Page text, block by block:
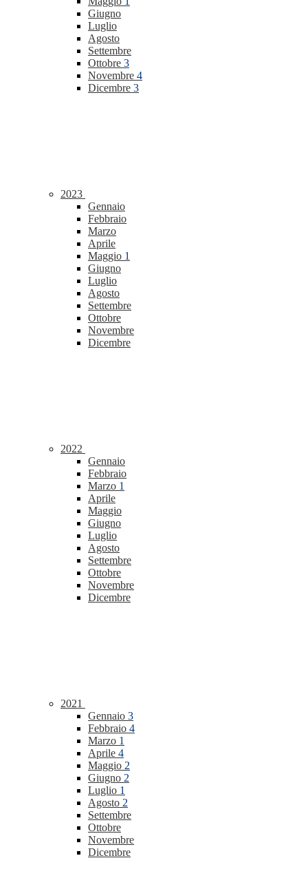
Giugno
Luglio
Agosto
Settembre
Ottobre 3
Novembre 4
Dicembre 3
2023
Gennaio
Febbraio
Marzo
Aprile
Maggio 1
Giugno
Luglio
Agosto
Settembre
Ottobre
Novembre
Dicembre
2022
Gennaio
Febbraio
Marzo 1
Aprile
Maggio
Giugno
Luglio
Agosto
Settembre
Ottobre
Novembre
Dicembre
2021
Gennaio 3
Febbraio 4
Marzo 1
Aprile 4
Maggio 2
Giugno 2
Luglio 1
Agosto 2
Settembre
Ottobre
Novembre
Dicembre